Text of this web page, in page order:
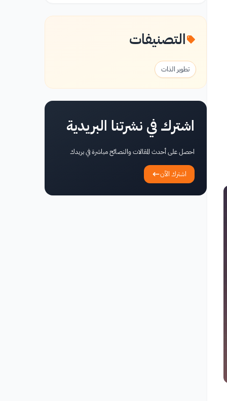
التصنيفات
تطوير الذات
اشترك في نشرتنا البريدية
احصل على أحدث المقالات والنصائح مباشرة في بريدك
اشترك الآن